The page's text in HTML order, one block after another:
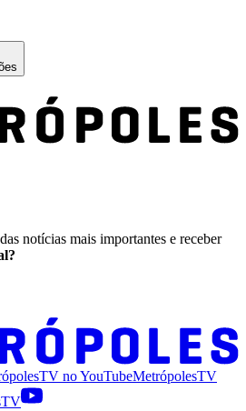
notícias mais importantes e receber
noYouTubeMetrópolesTV